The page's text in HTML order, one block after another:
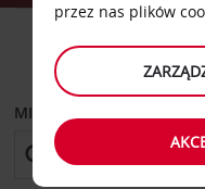
MIEJSCE ODBIORU
przez nas plików